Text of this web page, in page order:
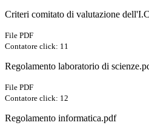
Criteri comitato di valutazione
File PDF
Contatore click: 11
Regolamento laboratorio di
File PDF
Contatore click: 12
Regolamento informatica.pdf